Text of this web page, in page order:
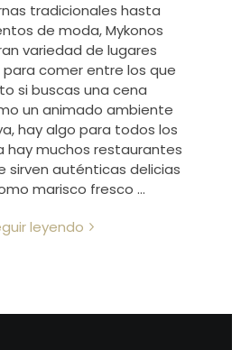
tradicionales hasta
de moda, Mykonos
variedad de lugares
comer entre los que
si buscas una cena
un animado ambiente
hay algo para todos los
hay muchos restaurantes
sirven auténticas delicias
marisco fresco …
leyendo